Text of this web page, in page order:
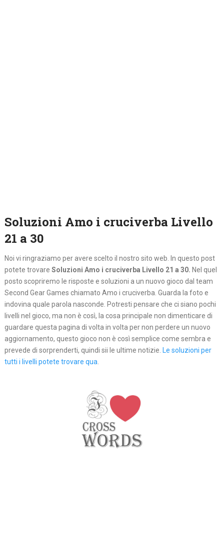
Soluzioni Amo i cruciverba Livello
21 a 30
Noi vi ringraziamo per avere scelto il nostro sito web. In questo post
potete trovare Soluzioni Amo i cruciverba Livello 21 a 30. Nel quel
posto scopriremo le risposte e soluzioni a un nuovo gioco dal team
Second Gear Games chiamato Amo i cruciverba. Guarda la foto e
indovina quale parola nasconde. Potresti pensare che ci siano pochi
livelli nel gioco, ma non è così, la cosa principale non dimenticare di
guardare questa pagina di volta in volta per non perdere un nuovo
aggiornamento, questo gioco non è così semplice come sembra e
prevede di sorprenderti, quindi sii le ultime notizie. Le soluzioni per
tutti i livelli potete trovare qua.